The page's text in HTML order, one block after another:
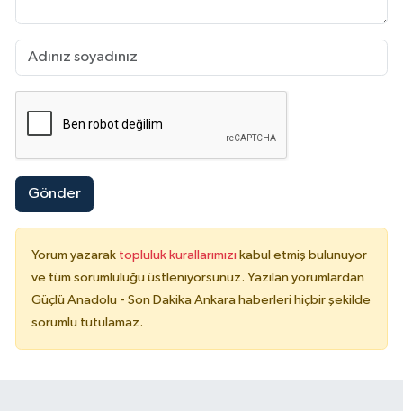
Gönder
Yorum yazarak topluluk kurallarımızı kabul etmiş bulunuyor
ve tüm sorumluluğu üstleniyorsunuz. Yazılan yorumlardan
Güçlü Anadolu - Son Dakika Ankara haberleri hiçbir şekilde
sorumlu tutulamaz.